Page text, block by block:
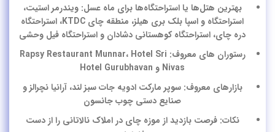
بهترین هتل‌ها یا استراحتگاه‌ها برای ماه عسل: ویندرمر استیت،
استراحتگاه و اسپا بلک بری هیلز، منطقه چای KTDC، استراحتگاه
دره چای، استراحتگاه کوهستانی دشادان و استراحتگاه فیل وحشی
رستوران های معروف: Rapsy Restaurant Munnar، Hotel Sri
Nivas و Hotel Gurubhavan
بازارهای معروف: سوپر مارکت ادویه جات سبز لند، آرانیا نچرالز و
صنایع دستی چوب جانسون
نکات: فرصت بازدید از موزه چای در املاک نالاتانی را از دست